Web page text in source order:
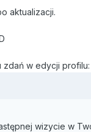
aktualizacji.
zdań w edycji profilu:
wizycie w